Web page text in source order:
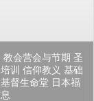
教会营会与节期 圣
训 信仰教义 基础
督生命堂 日本福